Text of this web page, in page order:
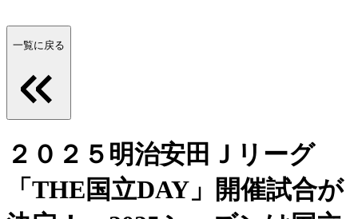
一覧に戻る
２０２５明治安田Ｊリーグ
「THE国立DAY」開催試合が